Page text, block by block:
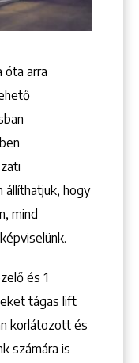
óta arra
állíthatjuk, hogy
mind
­és 1
tágas lift
korlátozott és
számára is